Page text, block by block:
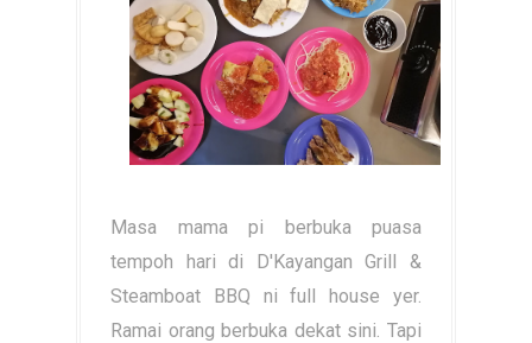
Masa mama pi berbuka puasa
tempoh hari di D'Kayangan Grill &
Steamboat BBQ ni full house yer.
Ramai orang berbuka dekat sini. Tapi